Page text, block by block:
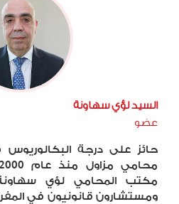
السيد لؤي سهاونة
عضو
مكتب المحامي لؤي